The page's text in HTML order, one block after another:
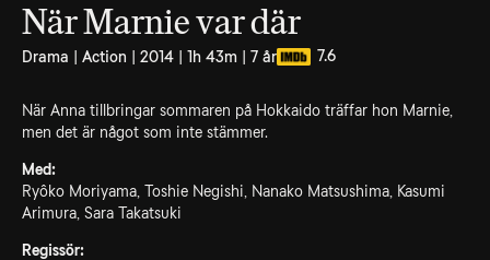
När Marnie var där
Drama | Action | 2014 | 1h 43m | 7 år 7.6
När Anna tillbringar sommaren på Hokkaido träffar hon Marnie,
men det är något som inte stämmer.
Med:
Ryôko Moriyama, Toshie Negishi, Nanako Matsushima, Kasumi
Arimura, Sara Takatsuki
Regissör: